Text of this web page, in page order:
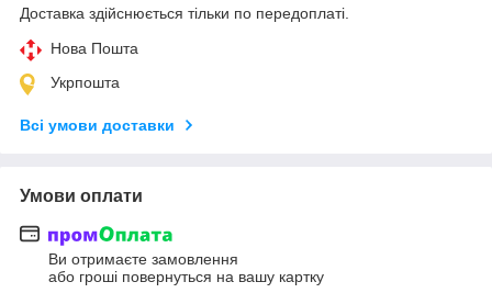
Доставка здійснюється тільки по передоплаті.
Нова Пошта
Укрпошта
Всі умови доставки
Умови оплати
Ви отримаєте замовлення
або гроші повернуться на вашу картку